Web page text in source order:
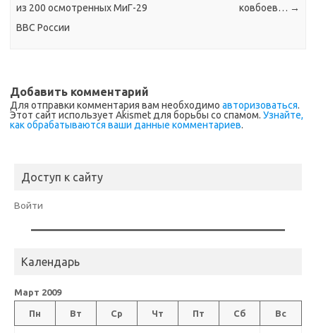
из 200 осмотренных МиГ-29
ВВС России
ковбоев… →
Добавить комментарий
Для отправки комментария вам необходимо авторизоваться.
Этот сайт использует Akismet для борьбы со спамом. Узнайте,
как обрабатываются ваши данные комментариев.
Доступ к сайту
Войти
Календарь
Март 2009
Пн Вт Ср Чт Пт Сб Вс